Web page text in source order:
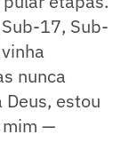
17, Sub-
nunca
estou
mim —